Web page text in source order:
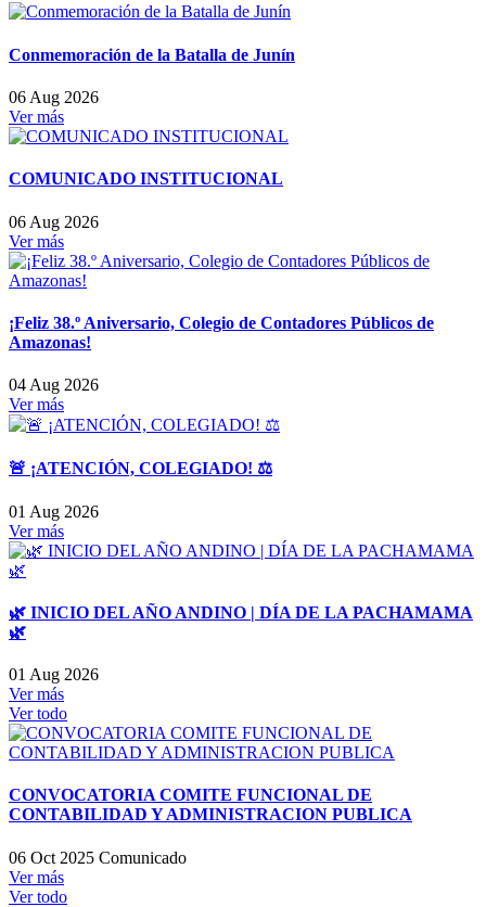
Conmemoración de la Batalla de Junín
06 Aug 2026
Ver más
COMUNICADO INSTITUCIONAL
06 Aug 2026
Ver más
¡Feliz 38.º Aniversario, Colegio de Contadores Públicos de
Amazonas!
04 Aug 2026
Ver más
🚨 ¡ATENCIÓN, COLEGIADO! ⚖️
01 Aug 2026
Ver más
🌿 INICIO DEL AÑO ANDINO | DÍA DE LA PACHAMAMA
🌿
01 Aug 2026
Ver más
Ver todo
CONVOCATORIA COMITE FUNCIONAL DE
CONTABILIDAD Y ADMINISTRACION PUBLICA
06 Oct 2025 Comunicado
Ver más
Ver todo